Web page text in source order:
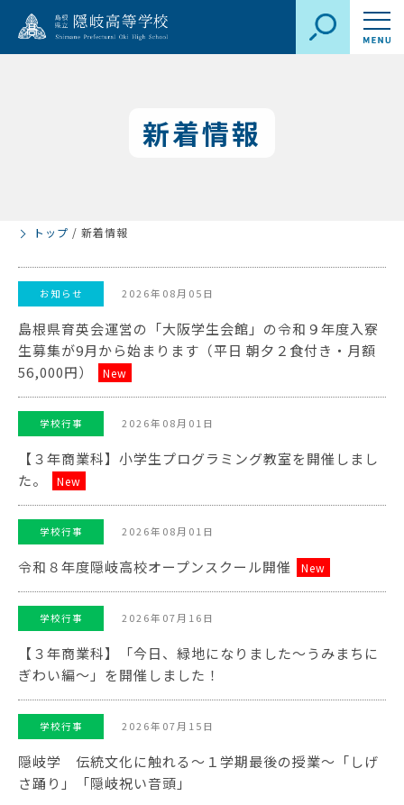
新着情報
トップ / 新着情報
お知らせ 2026年08月05日
島根県育英会運営の「大阪学生会館」の令和９年度入寮
生募集が9月から始まります（平日 朝夕２食付き・月額
56,000円）
New
学校行事 2026年08月01日
【３年商業科】小学生プログラミング教室を開催しまし
た。
New
学校行事 2026年08月01日
令和８年度隠岐高校オープンスクール開催 New
学校行事 2026年07月16日
【３年商業科】「今日、緑地になりました～うみまちに
ぎわい編～」を開催しました！
学校行事 2026年07月15日
隠岐学 伝統文化に触れる～１学期最後の授業～「しげ
さ踊り」「隠岐祝い音頭」